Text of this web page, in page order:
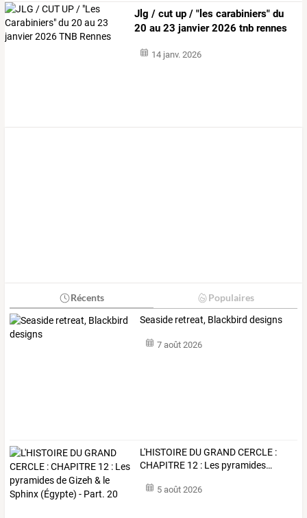
Jlg / cut up / "les carabiniers" du
20 au 23 janvier 2026 tnb rennes
14 janv. 2026
Récents Populaires
Seaside retreat, Blackbird designs
7 août 2026
L'HISTOIRE DUGRANDCERCLE :
CHAPITRE 12 : Les pyramides…
5 août 2026